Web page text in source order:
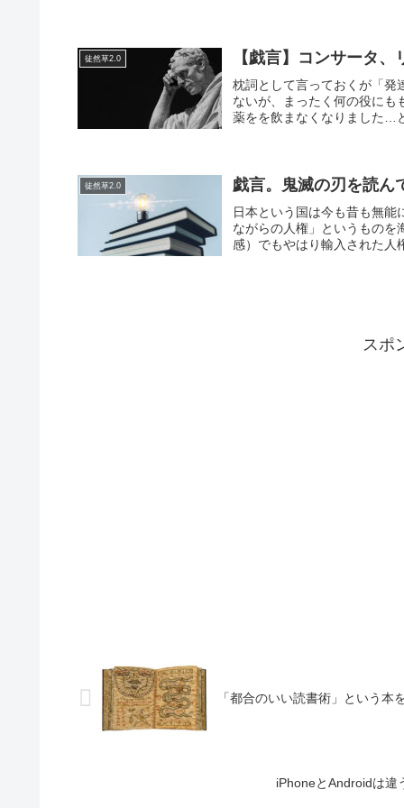
徒然草2.0 【戯言】コンサータ
枕詞として言っておくが「発
ないが、まったく何の役に
薬をを飲まなくなりました…
徒然草2.0 戯言。鬼滅の刃を読ん
日本という国は今も昔も無
ながらの人権」というものを
感）でもやはり輸入された人
スポ
「都合のいい読書術」という
iPhoneとAndroidは違